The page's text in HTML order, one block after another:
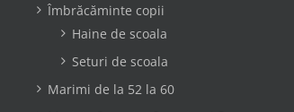
Îmbrăcăminte copii
Haine de scoala
Seturi de scoala
Marimi de la 52 la 60